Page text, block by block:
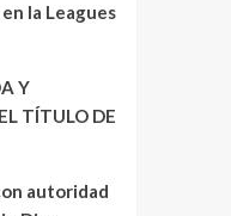
la Leagues
Y
TÍTULO DE
autoridad